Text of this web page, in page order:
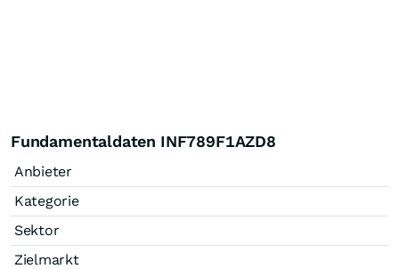
Fundamentaldaten INF789F1AZD8
Anbieter
Kategorie
Sektor
Zielmarkt